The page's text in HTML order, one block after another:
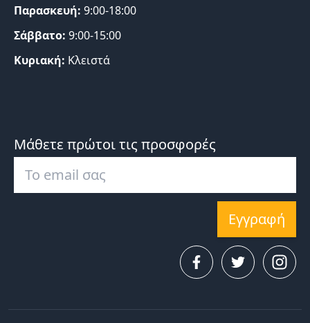
Παρασκευή: 9:00-18:00
Σάββατο: 9:00-15:00
Κυριακή: Κλειστά
Μάθετε πρώτοι τις προσφορές
Εγγραφή